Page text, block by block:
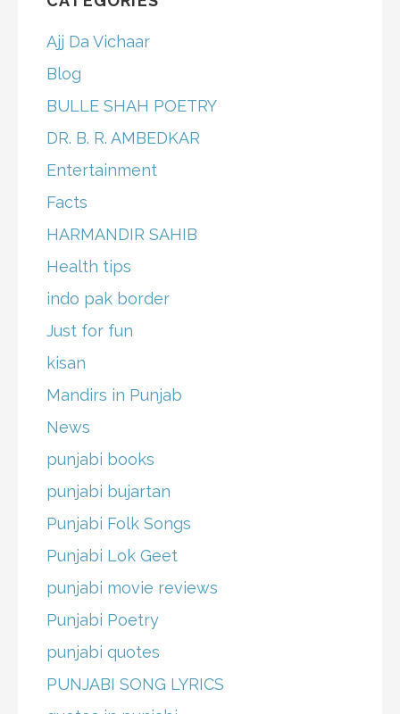
Ajj Da Vichaar
Blog
BULLE SHAH POETRY
DR. B. R. AMBEDKAR
Entertainment
Facts
HARMANDIR SAHIB
Health tips
indo pak border
Just for fun
kisan
Mandirs in Punjab
News
punjabi books
punjabi bujartan
Punjabi Folk Songs
Punjabi Lok Geet
punjabi movie reviews
Punjabi Poetry
punjabi quotes
PUNJABI SONG LYRICS